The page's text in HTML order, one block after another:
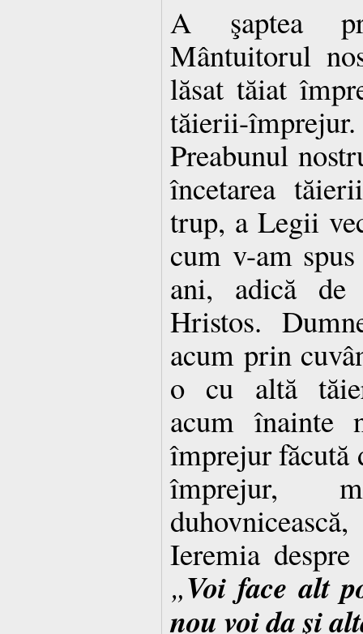
A şaptea
Mântuitorul
lăsat tăiat
tăierii-
Preabunul
încetarea
trup, a Legii
cum v-am
ani, adică
Hristos.
acum prin
o cu altă
acum
împrejur făcută
împrejur,
Ieremia des­pre
„Voi face alt
nou voi da şi